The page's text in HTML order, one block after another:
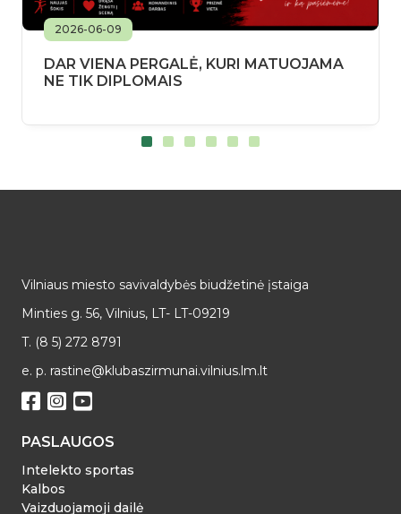
2026-06-09
DAR VIENA PERGALĖ, KURI MATUOJAMA
NE TIK DIPLOMAIS
Vilniaus miesto savivaldybės biudžetinė įstaiga
Minties g. 56, Vilnius, LT- LT-09219
T. (8 5) 272 8791
e. p. rastine@klubaszirmunai.vilnius.lm.lt
PASLAUGOS
Intelekto sportas
Kalbos
Vaizduojamoji dailė